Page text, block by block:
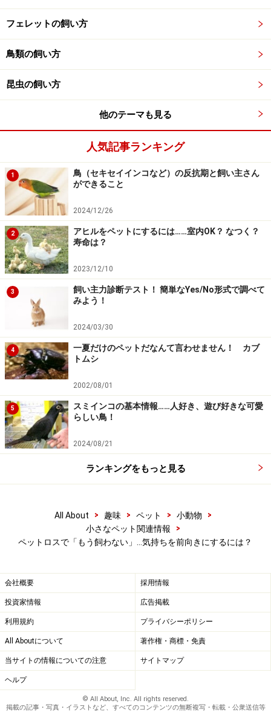
かもしれません。
れません。悪い事態を考えないようにすることを勧めて
いるのではありません。ただ、悪い事態をおそれ、した
てばかりでは、あなたができること、あなたのすべきこ
とまでできなくなってしまいます。
ほとんどすべてのペットは、あなたより先に死にます。
だからこそ、いっしょに暮らしている間は、できる限り
のことをし、かけられる愛情をすべてそそぐのだと思い
ます。おそれるばかりではなく、悪い事態にならないよ
うに努力する勇気も持ってください。
ペットから学んだことを活かしてください
愛するペットの死を乗り越えて学ぶことも
ペットを病気で亡くした方は、同じ病気になったらどう
しようかと心配になるものだと思います。同じ病気で亡
くすのではないかとおそれ、新しいペットを飼う勇気が
足りなくなってしまうこともあると思います。
でも、あなたは亡くなったペットから多くのことを教え
られているはずです。その子が亡くなる原因となった病
気についても、たくさんの知識を得ているはずです。亡
気にならないように予防することも、病気を早期発見す
ることもできると思います。
飼育経験が増えるに従い、それまでに飼った子たちから
教わったことが増え、あなたのペットを飼う技術は磨か
れていきます。
病気になったときの苦しみを考えるので
はなく、病気にならないように飼うことを考えてくださ
い。亡くなった子が教えてくれたことを活かしてくださ
い。
フェレットの飼い方
鳥類の飼い方
昆虫の飼い方
他のテーマも見る
人気記事ランキング
1
鳥（セキセイインコなど）の反抗期と飼い主さん
ができること
2024/12/26
2
アヒルをペットにするには……室内OK？ なつく？
寿命は？
2023/12/10
3
飼い主力診断テスト！ 簡単なYes/No形式で調べて
みよう！
2024/03/30
4
一夏だけのペットだなんて言わせません！ カブ
トムシ
2002/08/01
5
スミインコの基本情報……人好き、遊び好きな可愛
らしい鳥！
2024/08/21
ランキングをもっと見る
All About > 趣味 > ペット > 小動物
>
小さなペット関連情報
>
ペットロスで「もう飼わない」…気持ちを前向きにするには？
会社概要 採用情報
投資家情報 広告掲載
利用規約 プライバシーポリシー
All Aboutについて 著作権・商標・免責
当サイトの情報についての注意 サイトマップ
ヘルプ
© All About, Inc. All rights reserved.
掲載の記事・写真・イラストなど、すべてのコンテンツの無断複写・転載・公衆送信等